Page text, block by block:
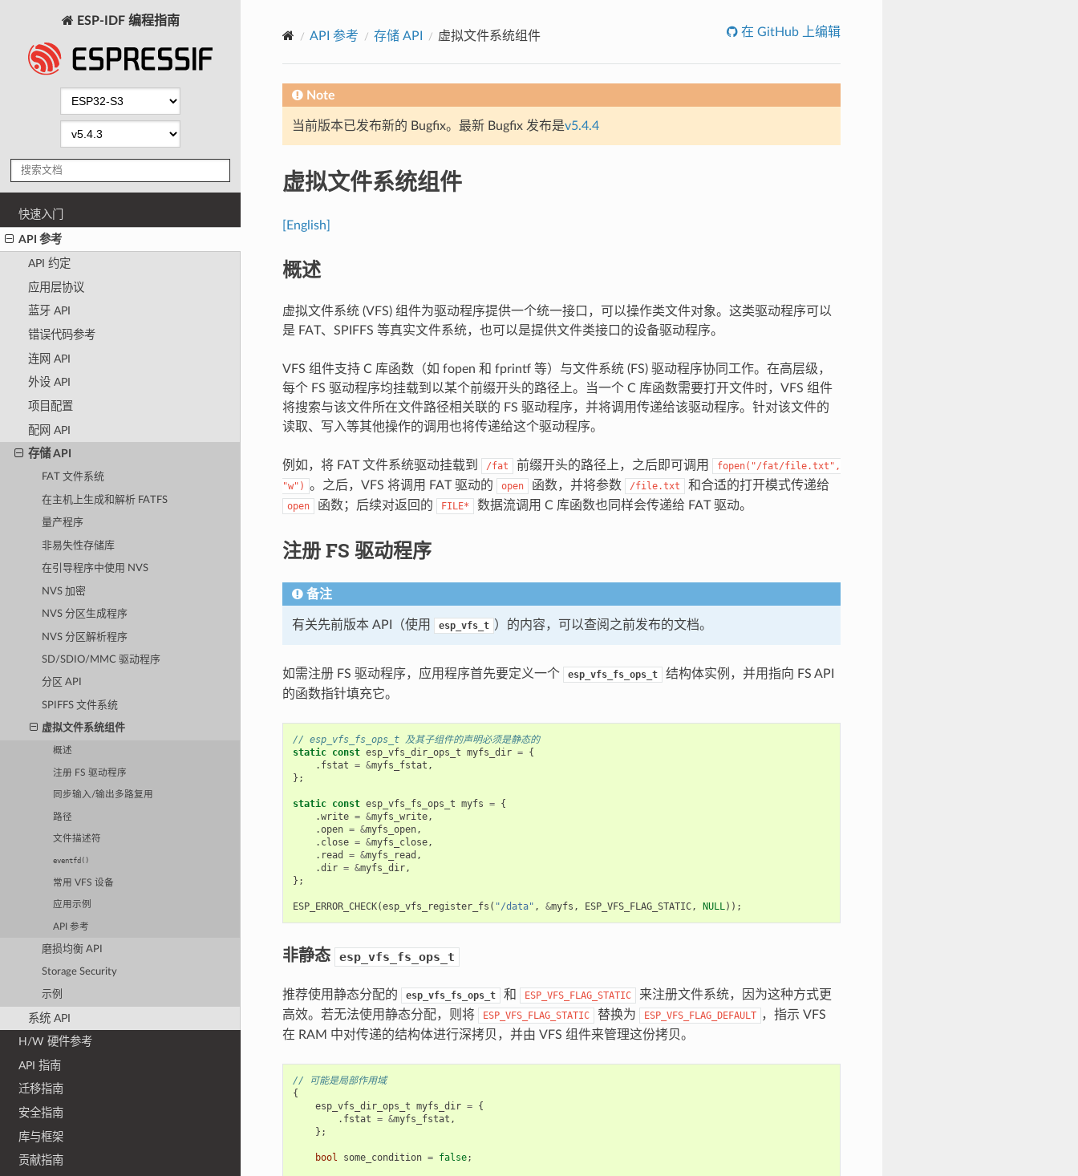
ESP-IDF 编程指南
快速入门
API 参考
API 约定
应用层协议
蓝牙 API
错误代码参考
连网 API
外设 API
项目配置
配网 API
存储 API
FAT 文件系统
在主机上生成和解析 FATFS
量产程序
非易失性存储库
在引导程序中使用 NVS
NVS 加密
NVS 分区生成程序
NVS 分区解析程序
SD/SDIO/MMC 驱动程序
分区 API
SPIFFS 文件系统
虚拟文件系统组件
概述
注册 FS 驱动程序
同步输入/输出多路复用
路径
文件描述符
eventfd()
常用 VFS 设备
应用示例
API 参考
磨损均衡 API
Storage Security
示例
系统 API
H/W 硬件参考
API 指南
迁移指南
安全指南
库与框架
贡献指南
API 参考 存储 API 虚拟文件系统组件 在 GitHub 上编辑
Note
当前版本已发布新的 Bugfix。最新 Bugfix 发布是v5.4.4
虚拟文件系统组件
[English]
概述
虚拟文件系统 (VFS) 组件为驱动程序提供一个统一接口，可以操作类文件对象。这类驱动程序可以
是 FAT、SPIFFS 等真实文件系统，也可以是提供文件类接口的设备驱动程序。
VFS 组件支持 C 库函数（如 fopen 和 fprintf 等）与文件系统 (FS) 驱动程序协同工作。在高层级，
每个 FS 驱动程序均挂载到以某个前缀开头的路径上。当一个 C 库函数需要打开文件时，VFS 组件
将搜索与该文件所在文件路径相关联的 FS 驱动程序，并将调用传递给该驱动程序。针对该文件的
读取、写入等其他操作的调用也将传递给这个驱动程序。
例如，将 FAT 文件系统驱动挂载到 /fat 前缀开头的路径上，之后即可调用
fopen("/fat/file.txt",
"w") 。之后，VFS 将调用 FAT 驱动的 open 函数，并将参数 /file.txt 和合适的打开模式传递给
open 函数；后续对返回的 FILE* 数据流调用 C 库函数也同样会传递给 FAT 驱动。
注册 FS 驱动程序
备注
有关先前版本 API（使用 esp_vfs_t ）的内容，可以查阅之前发布的文档。
如需注册 FS 驱动程序，应用程序首先要定义一个 esp_vfs_fs_ops_t
结构体实例，并用指向 FS API
的函数指针填充它。
// esp_vfs_fs_ops_t 及其子组件的声明必须是静态的
static const esp_vfs_dir_ops_t myfs_dir = {
. fstat = &myfs_fstat ,
};
static const esp_vfs_fs_ops_t myfs = {
.write = &myfs_write,
.open = &myfs_open,
. close = &myfs_close,
. read = &myfs_read ,
.dir = &myfs_dir,
};
ESP_ERROR_CHECK(esp_vfs_register_fs ( "/data" , &myfs , ESP_VFS_FLAG_STATIC, NULL));
非静态 esp_vfs_fs_ops_t
推荐使用静态分配的 esp_vfs_fs_ops_t 和 ESP_VFS_FLAG_STATIC
来注册文件系统，因为这种方式更
高效。若无法使用静态分配，则将
ESP_VFS_FLAG_STATIC 替换为 ESP_VFS_FLAG_DEFAULT ，指示 VFS
在 RAM 中对传递的结构体进行深拷贝，并由 VFS 组件来管理这份拷贝。
// 可能是局部作用域
{
esp_vfs_dir_ops_t myfs_dir = {
. fstat = &myfs_fstat ,
};
bool some_condition = false;